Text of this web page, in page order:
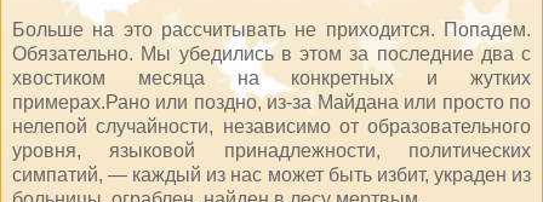
Больше на это рассчитывать не приходится. Попадем.
Обязательно. Мы убедились в этом за последние два с
хвостиком месяца на конкретных и жутких
примерах.Рано или поздно, из-за Майдана или просто по
нелепой случайности, независимо от образовательного
уровня, языковой принадлежности, политических
симпатий, — каждый из нас может быть избит, украден из